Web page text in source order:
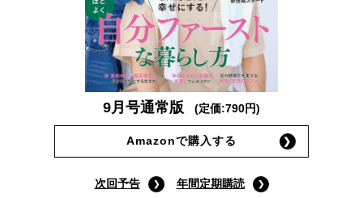
9月号通常版 (定価:790円)
Amazonで購入する
次回予告
年間定期購読